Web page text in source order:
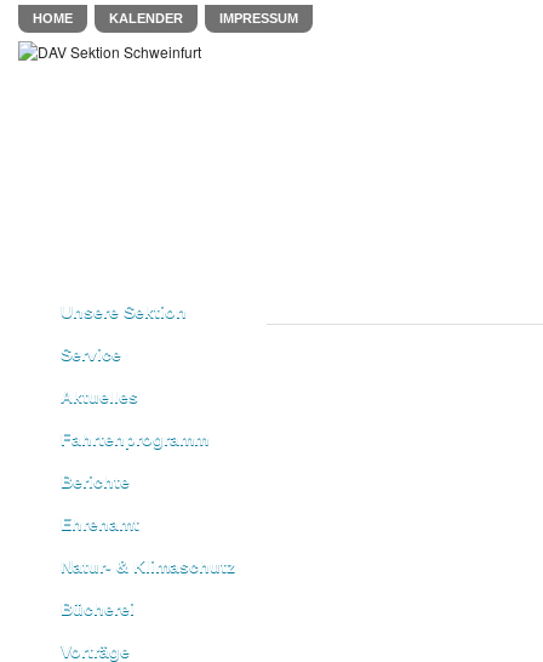
HOME KALENDER IMPRESSUM
Unsere Sektion
Service
Aktuelles
Fahrtenprogramm
Berichte
Ehrenamt
Natur- & Klimaschutz
Bücherei
Vorträge